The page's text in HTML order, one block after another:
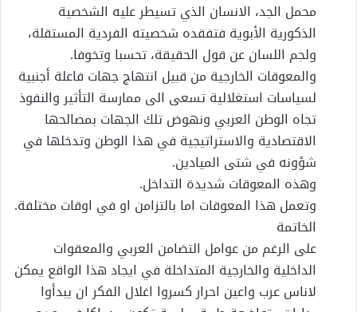
محمل الجد، الانسان الذي تسيطر عليه الشخصية
الذكورية الأبوية فتفقده شخصيته الفردية المستقلة،
ولجم اللسان عن قول الحقيقة، تحسبا وتخوفا.
والمعوقات الخارجية من قبيل انتهاج جهات فاعلة أجنبية
لسياسات استغلالية تسعى الى ممارسة التأثير والنفوذ
تجاه الوطن العربي ونهوض تلك الجهات بمصالحها
الاقتصادية والاستراتيجية في هذا الوطن وتدخلها في
شؤونه في شتى الميادين.
وهذه المعوقات شديدة التداخل.
وتعمل هذا المعوقات اما بالتزامن او في اوقات مختلفة.
الخاتمة
على الرغم من عوامل التضامن العربي والمعقوات
الداخلية والخارجية المتداخلة في ايجاد هذا الواقع يمكن
لاناس عرب واعين احرار كسروا اغلال الفكر ان يبدأوا